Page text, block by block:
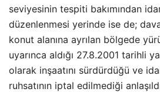
seviyesinin tespiti bakımından
düzenlenmesi yerinde ise de;
konut alanına ayrılan bölgede
uyarınca aldığı 27.8.2001 tarihli
olarak inşaatını sürdürdüğü ve
ruhsatının iptal edilmediği